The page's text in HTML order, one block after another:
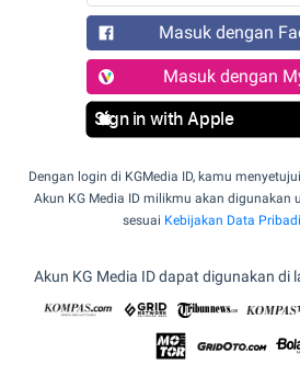
Masuk dengan
Masuk dengan
Sign in with Apple
Dengan login di KGMedia ID, kamu
Akun KG Media ID milikmu akan digunakan
sesuai Kebijakan Data
Akun KG Media ID dapat digunakan di